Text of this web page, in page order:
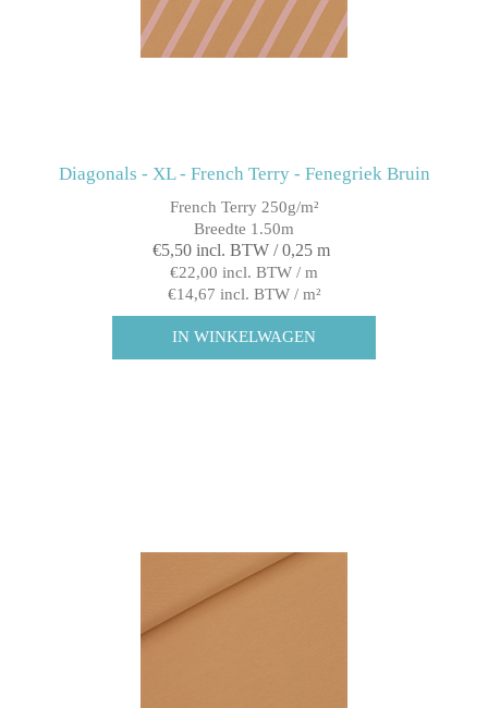
Diagonals - XL - French Terry - Fenegriek Bruin
French Terry 250g/m²
Breedte 1.50m
€5,50 incl. BTW / 0,25 m
€22,00 incl. BTW / m
€14,67 incl. BTW / m²